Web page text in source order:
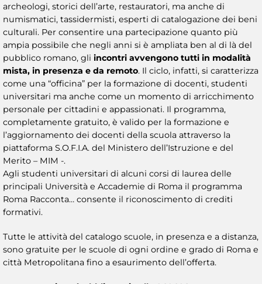
archeologi, storici dell’arte, restauratori, ma anche di
numismatici, tassidermisti, esperti di catalogazione dei beni
culturali. Per consentire una partecipazione quanto più
ampia possibile che negli anni si è ampliata ben al di là del
pubblico romano, gli incontri avvengono tutti in modalità
mista, in presenza e da remoto. Il ciclo, infatti, si caratterizza
come una “officina” per la formazione di docenti, studenti
universitari ma anche come un momento di arricchimento
personale per cittadini e appassionati. Il programma,
completamente gratuito, è valido per la formazione e
l’aggiornamento dei docenti della scuola attraverso la
piattaforma S.O.F.I.A. del Ministero dell’Istruzione e del
Merito – MIM -.
Agli studenti universitari di alcuni corsi di laurea delle
principali Università e Accademie di Roma il programma
Roma Racconta… consente il riconoscimento di crediti
formativi.
Tutte le attività del catalogo scuole, in presenza e a distanza,
sono gratuite per le scuole di ogni ordine e grado di Roma e
città Metropolitana fino a esaurimento dell’offerta.